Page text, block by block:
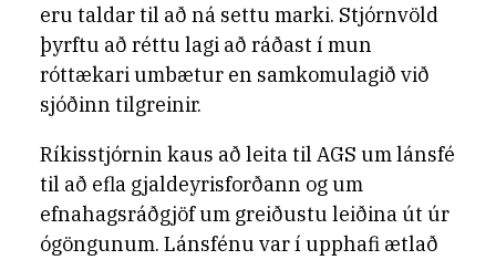
eru taldar til að ná settu marki. Stjórnvöld
þyrftu að réttu lagi að ráðast í mun
róttækari umbætur en samkomulagið við
sjóðinn tilgreinir.
Ríkisstjórnin kaus að leita til AGS um lánsfé
til að efla gjaldeyrisforðann og um
efnahagsráðgjöf um greiðustu leiðina út úr
ógöngunum. Lánsfénu var í upphafi ætlað